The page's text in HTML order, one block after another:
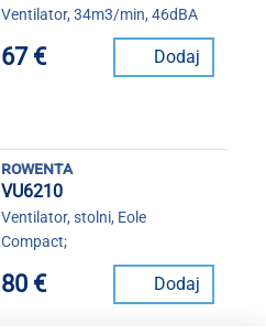
Ventilator, 34m3/min, 46dBA
67 € Dodaj
rowenta
VU6210
Ventilator, stolni, Eole
Compact;
80 € Dodaj